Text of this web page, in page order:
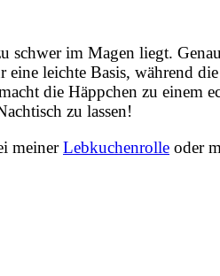
schwer im Magen liegt.
leichte Basis, während
die Häppchen zu einem
zu lassen!
meinerLebkuchenrolle oder